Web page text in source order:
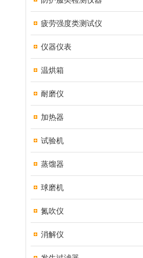
疲劳强度类测试仪
仪器仪表
温烘箱
耐磨仪
加热器
试验机
蒸馏器
球磨机
氮吹仪
消解仪